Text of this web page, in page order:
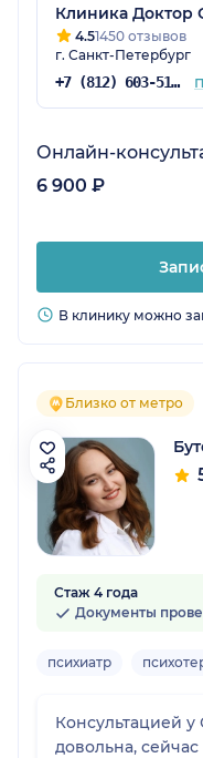
лечения
Клиника Доктор
4.51450 отзывов
г. Санкт-Петербург
+7 (812) 603-51-43
Онлайн-
6 900 ₽
В клинику можно
Близко от метро
Стаж 4 года
Документы
психиатр
Консультацией
довольна,